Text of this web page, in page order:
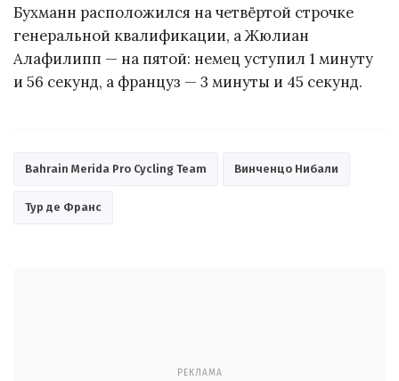
Бухманн расположился на четвёртой строчке
генеральной квалификации, а Жюлиан
Алафилипп — на пятой: немец уступил 1 минуту
и 56 секунд, а француз — 3 минуты и 45 секунд.
Bahrain Merida Pro Cycling Team Винченцо Нибали
Тур де Франс
РЕКЛАМА